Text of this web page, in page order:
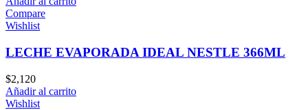
Compare
Wishlist
LECHE EVAPORADA IDEAL NESTLE 366ML
$2,120
Añadir al carrito
Wishlist